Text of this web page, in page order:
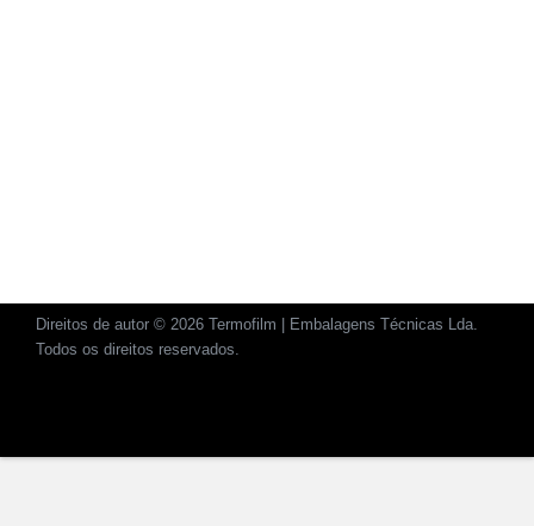
Direitos de autor © 2026 Termofilm | Embalagens Técnicas Lda.
Todos os direitos reservados.